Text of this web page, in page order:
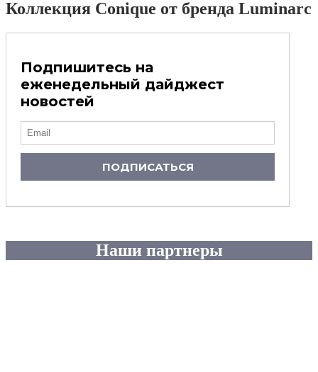
Коллекция Conique от бренда Luminarc
Подпишитесь на
еженедельный дайджест
новостей
ПОДПИСАТЬСЯ
Наши партнеры